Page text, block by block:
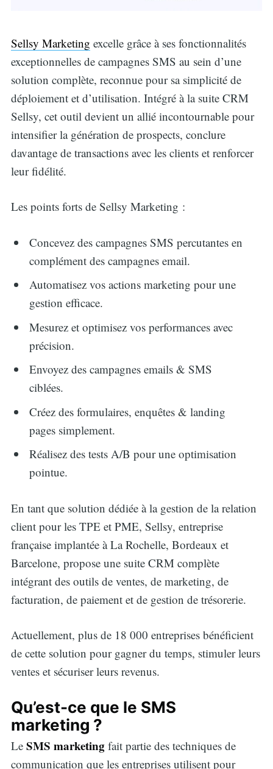
Sellsy Marketing excelle grâce à ses fonctionnalités
exceptionnelles de campagnes SMS au sein d’une
solution complète, reconnue pour sa simplicité de
déploiement et d’utilisation. Intégré à la suite CRM
Sellsy, cet outil devient un allié incontournable pour
intensifier la génération de prospects, conclure
davantage de transactions avec les clients et renforcer
leur fidélité.
Les points forts de Sellsy Marketing :
Concevez des campagnes SMS percutantes en
complément des campagnes email.
Automatisez vos actions marketing pour une
gestion efficace.
Mesurez et optimisez vos performances avec
précision.
Envoyez des campagnes emails & SMS
ciblées.
Créez des formulaires, enquêtes & landing
pages simplement.
Réalisez des tests A/B pour une optimisation
pointue.
En tant que solution dédiée à la gestion de la relation
client pour les TPE et PME, Sellsy, entreprise
française implantée à La Rochelle, Bordeaux et
Barcelone, propose une suite CRM complète
intégrant des outils de ventes, de marketing, de
facturation, de paiement et de gestion de trésorerie.
Actuellement, plus de 18 000 entreprises bénéficient
de cette solution pour gagner du temps, stimuler leurs
ventes et sécuriser leurs revenus.
Qu’est-ce que le SMS
marketing ?
Le SMS marketingfait partie des techniques de
communication que les entreprises utilisent pour